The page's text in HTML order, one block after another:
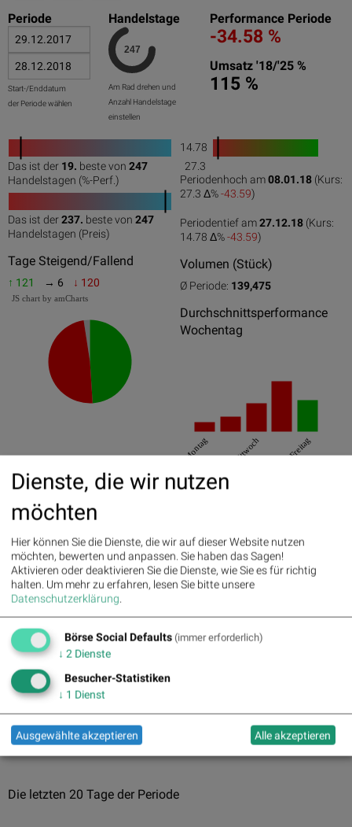
Periode
Start-/Enddatum
der Periode wählen
Handelstage
Am Rad drehen und
Anzahl Handelstage
einstellen
Performance Periode
-34.58 %
Umsatz '18/'25 %
115 %
Das ist der 19. beste von 247
Handelstagen (%-Perf.)
Das ist der237. beste von 247
Handelstagen (Preis)
Tage Steigend/Fallend
↑ 121 → 6 ↓ 120
JS chart by amCharts
14.78
1
0 100
27.3
Periodenhoch am08.01.18 (Kurs:
27.3 Δ%-43.59)
Periodentief am27.12.18 (Kurs:
14.78 Δ%-43.59)
Volumen (Stück)
Ø Periode: 139,475
Durchschnittsperformance
Wochentag
Montag Mittwoch Freitag
Best/Worst Days
07.02.2018 8.04%
02.05.2018 7.54%
14.06.2018 -8.83%
08.05.2018 -8%
Pics
Die letzten 20 Tage der Periode
Dienste, die wir nutzen
möchten
Hier können Sie die Dienste, die wir auf dieser Website nutzen
möchten, bewerten und anpassen. Sie haben das Sagen!
Aktivieren oder deaktivieren Sie die Dienste, wie Sie es für richtig
halten. Um mehr zu erfahren, lesen Sie bitte unsere
Datenschutzerklärung.
Börse Social Defaults (immer erforderlich)
↓ 2 Dienste
Besucher-Statistiken
↓ 1 Dienst
Ausgewählte akzeptieren Alle akzeptieren